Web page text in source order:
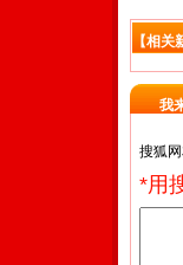
【相关
我
*用